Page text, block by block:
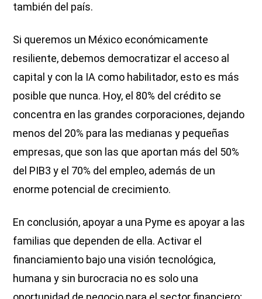
también del país.
Si queremos un México económicamente
resiliente, debemos democratizar el acceso al
capital y con la IA como habilitador, esto es más
posible que nunca. Hoy, el 80% del crédito se
concentra en las grandes corporaciones, dejando
menos del 20% para las medianas y pequeñas
empresas, que son las que aportan más del 50%
del PIB3 y el 70% del empleo, además de un
enorme potencial de crecimiento.
En conclusión, apoyar a una Pyme es apoyar a las
familias que dependen de ella. Activar el
financiamiento bajo una visión tecnológica,
humana y sin burocracia no es solo una